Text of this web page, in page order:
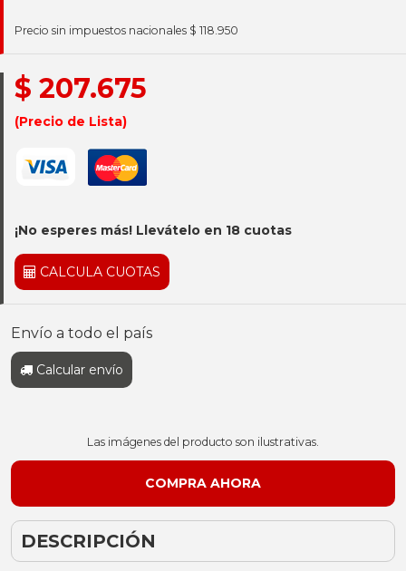
Precio sin impuestos nacionales $ 118.950
$ 207.675
(Precio de Lista)
¡No esperes más! Llevátelo en 18 cuotas
CALCULA CUOTAS
Envío a todo el país
Calcular envío
Las imágenes del producto son ilustrativas.
DESCRIPCIÓN